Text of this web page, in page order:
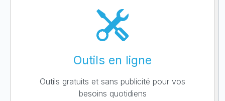
Outils en ligne
Outils gratuits et sans publicité pour vos
besoins quotidiens
Comment puis je vous aider ?